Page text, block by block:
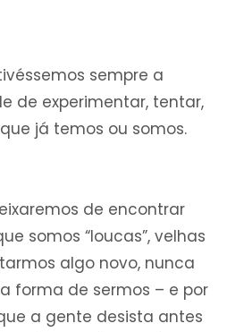
sempre a
de experimentar, tentar,
já temos ou somos.
de encontrar
somos “loucas”, velhas
algo novo, nunca
forma de sermos – e por
a gente desista antes